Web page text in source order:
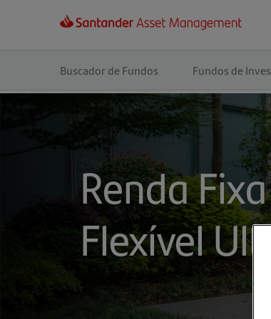
Buscador de Fundos Fundos de
Renda Fixa
Flexível